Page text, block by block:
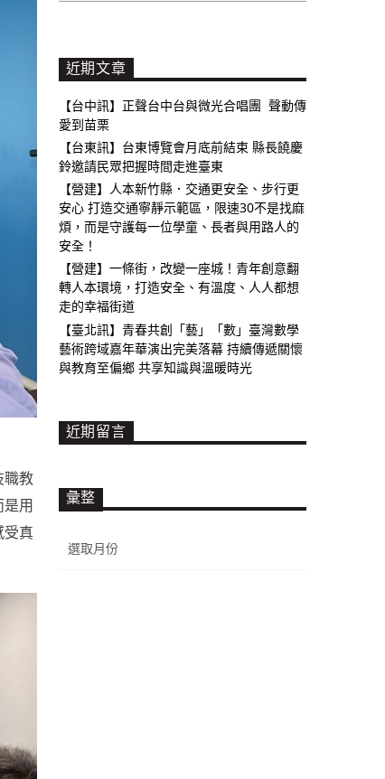
職教
用
受真
近期文章
【台中訊】正聲台中台與微光合唱團 聲動傳
愛到苗栗
【台東訊】台東博覽會月底前結束 縣長饒慶
鈴邀請民眾把握時間走進臺東
【營建】人本新竹縣．交通更安全、步行更
安心 打造交通寧靜示範區，限速30不是找麻
煩，而是守護每一位學童、長者與用路人的
安全！
【營建】一條街，改變一座城！青年創意翻
轉人本環境，打造安全、有溫度、人人都想
走的幸福街道
【臺北訊】青春共創「藝」「數」臺灣數學
藝術跨域嘉年華演出完美落幕 持續傳遞關懷
與教育至偏鄉 共享知識與溫暖時光
近期留言
彙整
整